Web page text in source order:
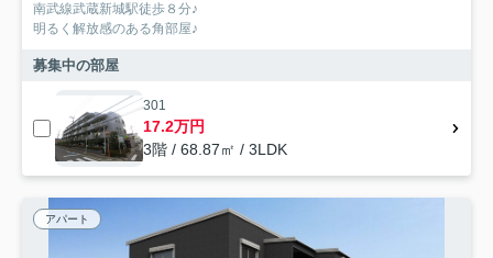
南武線武蔵新城駅徒歩８分♪
明るく解放感のある角部屋♪
募集中の部屋
301
17.2万円
3階 / 68.87㎡ / 3LDK
アパート